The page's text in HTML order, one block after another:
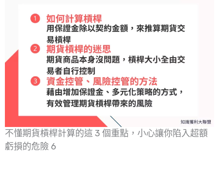
不懂期貨槓桿計算的這 3 個重點，小心讓你陷入超額
虧損的危險 6